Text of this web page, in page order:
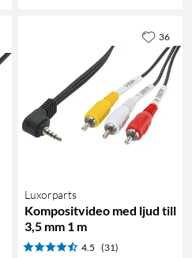
Luxorparts
Kompositvideo med ljud till
3,5 mm 1 m
4.5 (31)
36